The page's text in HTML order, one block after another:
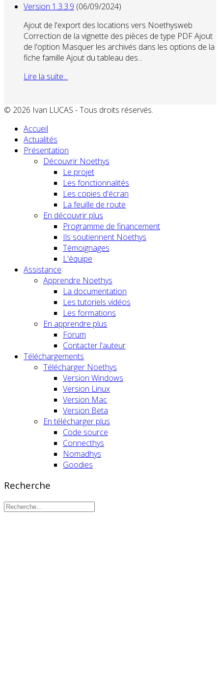
Version 1.3.3.9 (06/09/2024)
Ajout de l'export des locations vers Noethysweb
Correction de la vignette des pièces de type PDF Ajout
de l'option Masquer les archivés dans les options de la
fiche famille Ajout du tableau des...
Lire la suite...
© 2026 Ivan LUCAS - Tous droits réservés.
Accueil
Actualités
Présentation
Découvrir Noethys
Le projet
Les fonctionnalités
Les copies d'écran
La feuille de route
En découvrir plus
Programme de financement
Ils soutiennent Noethys
Témoignages
L'équipe
Assistance
Apprendre Noethys
La documentation
Les tutoriels vidéos
Les formations
En apprendre plus
Forum
Contacter l'auteur
Téléchargements
Télécharger Noethys
Version Windows
Version Linux
Version Mac
Version Beta
En télécharger plus
Code source
Connecthys
Nomadhys
Goodies
Recherche